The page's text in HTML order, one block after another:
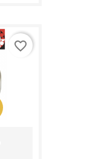
favorite_border